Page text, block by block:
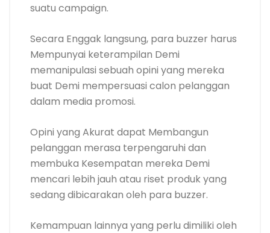
suatu campaign.
Secara Enggak langsung, para buzzer harus
Mempunyai keterampilan Demi
memanipulasi sebuah opini yang mereka
buat Demi mempersuasi calon pelanggan
dalam media promosi.
Opini yang Akurat dapat Membangun
pelanggan merasa terpengaruhi dan
membuka Kesempatan mereka Demi
mencari lebih jauh atau riset produk yang
sedang dibicarakan oleh para buzzer.
Kemampuan lainnya yang perlu dimiliki oleh